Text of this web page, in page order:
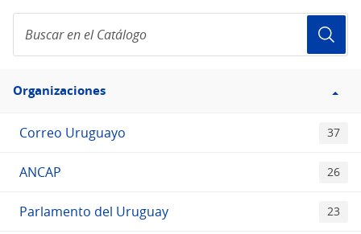
en
el
Filtro
Organizaciones
Organizaciones
Correo Uruguayo 37
ANCAP 26
Parlamento del Uruguay 23